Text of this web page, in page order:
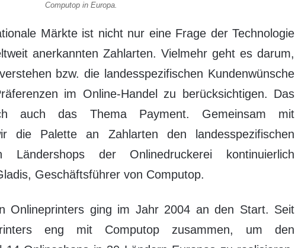
Computop in Europa.
Märkte ist nicht nur eine Frage der Technologie
anerkannten Zahlarten. Vielmehr geht es darum,
bzw. die landesspezifischen Kundenwünsche
im Online-Handel zu berücksichtigen. Das
auch das Thema Payment. Gemeinsam mit
die Palette an Zahlarten den landesspezifischen
der Onlinedruckerei kontinuierlich
Geschäftsführer von Computop.
Onlineprinters ging im Jahr 2004 an den Start. Seit
eng mit Computop zusammen, um den